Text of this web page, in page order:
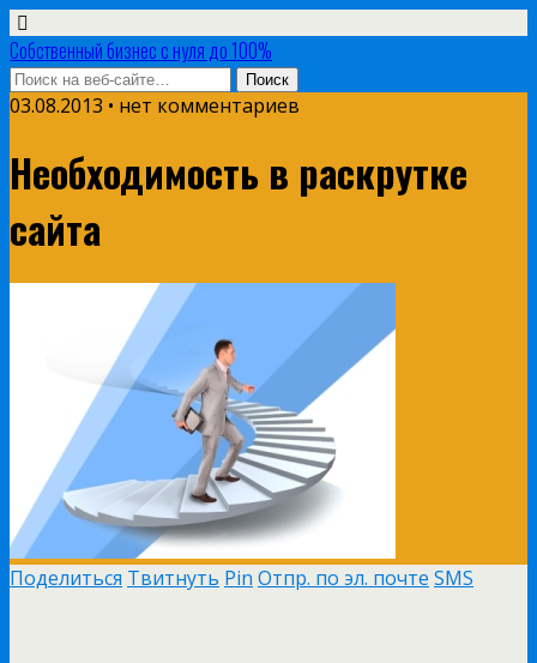
Собственный бизнес с нуля до 100%
03.08.2013 • нет комментариев
Необходимость в раскрутке
сайта
Поделиться Твитнуть Pin Отпр. по эл. почте SMS